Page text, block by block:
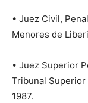
• Juez Civil,
Menores de
• Juez Superior
Tribunal Superior
1987.